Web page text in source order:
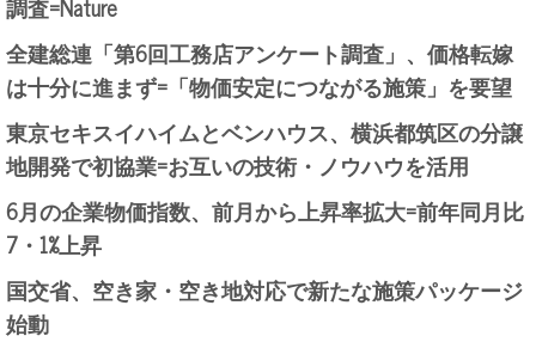
全建総連「第6回工務店アンケート調査」、価格転嫁
は十分に進まず=「物価安定につながる施策」を要望
東京セキスイハイムとベンハウス、横浜都筑区の分譲
地開発で初協業=お互いの技術・ノウハウを活用
6月の企業物価指数、前月から上昇率拡大=前年同月比
7・1%上昇
国交省、空き家・空き地対応で新たな施策パッケージ
始動